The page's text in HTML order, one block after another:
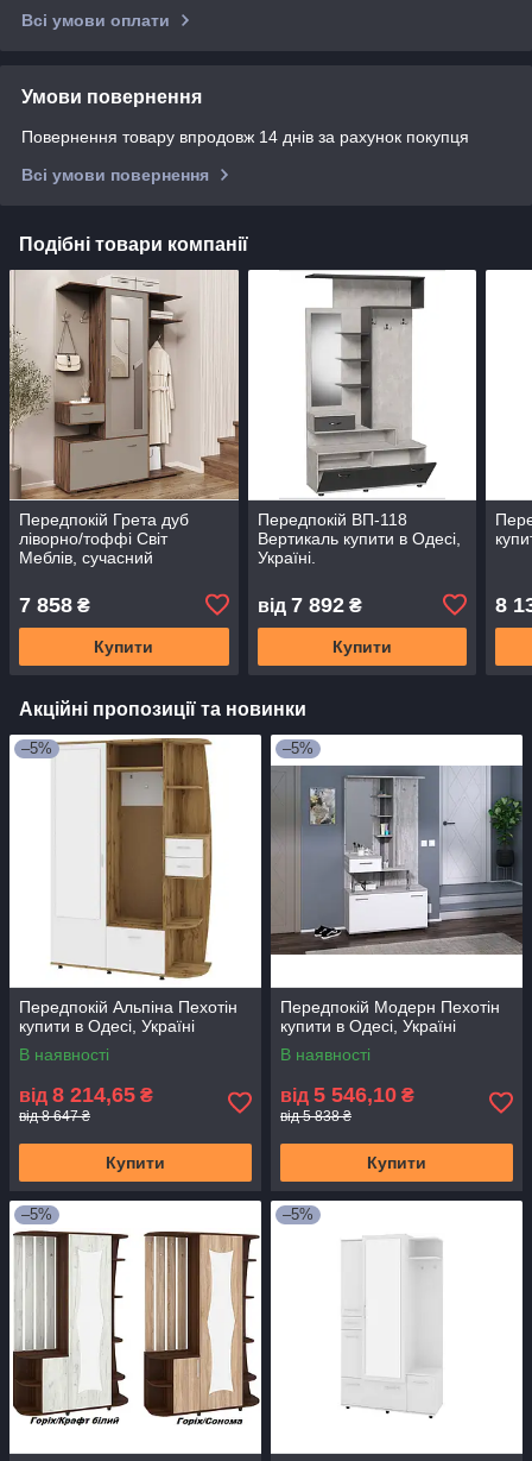
Всі умови оплати
Умови повернення
Повернення товару впродовж 14 днів за рахунок покупця
Всі умови повернення
Подібні товари компанії
Передпокій Грета дуб
ліворно/тоффі Світ
Меблів, сучасний
купити в Одесі, Україні
7 858 ₴
Купити
Передпокій ВП-118
Вертикаль купити в Одесі,
Україні.
від 7 892₴
Купити
8
Акційні пропозиції та новинки
–5%
Передпокій Альпіна Пехотін
купити в Одесі, Україні
В наявності
від 8 214,65 ₴
від 8 647 ₴
Купити
–5%
Передпокій Модерн Пехотін
купити в Одесі, Україні
В наявності
від 5 546,10 ₴
від 5 838 ₴
Купити
–5% –5%